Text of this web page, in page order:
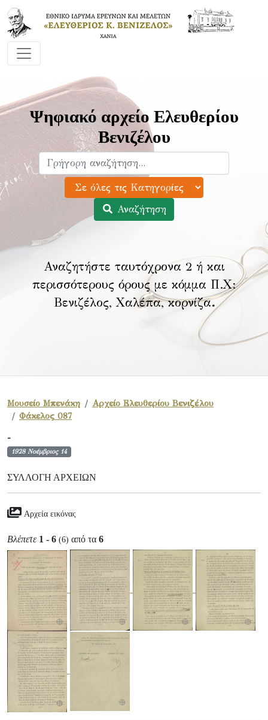
Ψηφιακό αρχείο Ελευθερίου
Βενιζέλου
Αναζήτηση
Αναζητήστε ταυτόχρονα 2 ή και
περισσότερους όρους με κόμμα Π.Χ:
Βενιζέλος, Χαλέπα, κορνίζα.
Μουσείο Μπενάκη
Αρχείο Ελευθερίου Βενιζέλου
Φάκελος 087
-
1928 Νοέμβριος 14
ΣΥΛΛΟΓΉ ΑΡΧΕΊΩΝ
Αρχεία εικόνας
Βλέπετε 1 - 6 (6) από τα 6